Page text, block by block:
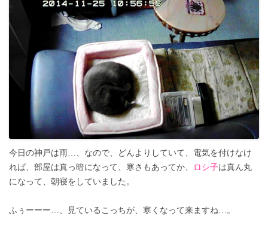
今日の神戸は雨…、なので、どんよりしていて、電気を付けなけ
れば、部屋は真っ暗になって、寒さもあってか、
ロシ子は真ん丸
になって、朝寝をしていました。
ふぅーーー…、見ているこっちが、寒くなって来ますね…。